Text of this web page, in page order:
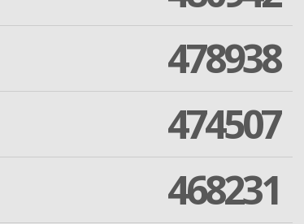
478938
474507
468231